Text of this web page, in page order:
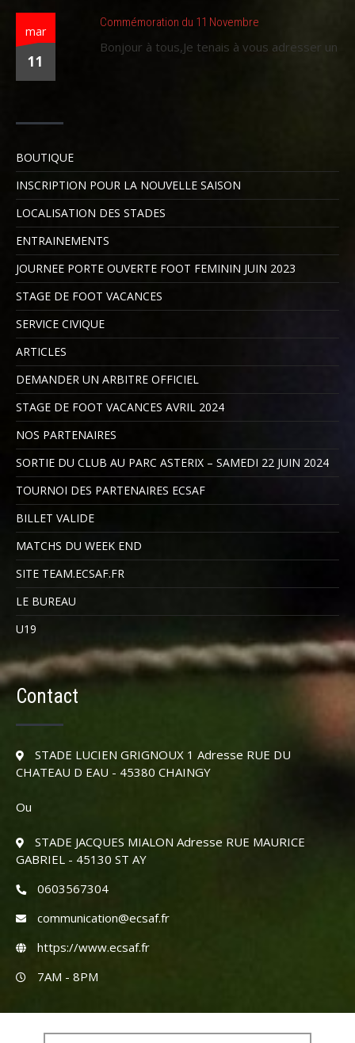
mar
11
Commémoration du 11 Novembre
Bonjour à tous,Je tenais à vous adresser un
BOUTIQUE
INSCRIPTION POUR LA NOUVELLE SAISON
LOCALISATION DES STADES
ENTRAINEMENTS
JOURNEE PORTE OUVERTE FOOT FEMININ JUIN 2023
STAGE DE FOOT VACANCES
SERVICE CIVIQUE
ARTICLES
DEMANDER UN ARBITRE OFFICIEL
STAGE DE FOOT VACANCES AVRIL 2024
NOS PARTENAIRES
SORTIE DU CLUB AU PARC ASTERIX – SAMEDI 22 JUIN 2024
TOURNOI DES PARTENAIRES ECSAF
BILLET VALIDE
MATCHS DU WEEK END
SITE TEAM.ECSAF.FR
LE BUREAU
U19
Contact
STADE LUCIEN GRIGNOUX 1 Adresse RUE DU
CHATEAU D EAU - 45380 CHAINGY
Ou
STADE JACQUES MIALON Adresse RUE MAURICE
GABRIEL - 45130 ST AY
0603567304
communication@ecsaf.fr
https://www.ecsaf.fr
7AM - 8PM